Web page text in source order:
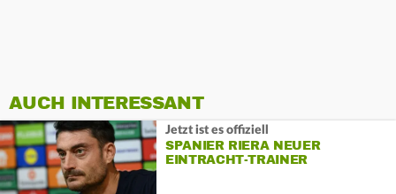
AUCH INTERESSANT
Jetzt ist es offiziell
SPANIER RIERA NEUER
EINTRACHT-TRAINER